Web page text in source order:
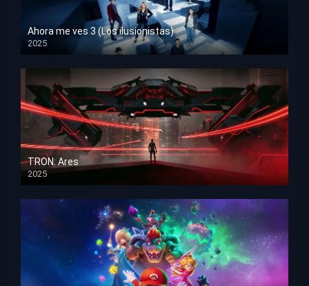
Ahora me ves 3 (Los ilusionistas)
2025
HD 1080p
TRON: Ares
2025
HD 1080p